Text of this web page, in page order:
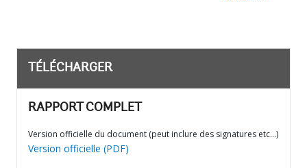
TÉLÉCHARGER
RAPPORT COMPLET
Version officielle du document (peut inclure des signatures etc…)
Version officielle (PDF)